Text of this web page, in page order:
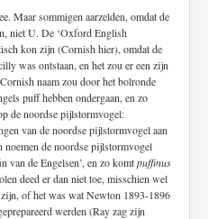
Maar sommigen aarzelden, omdat de
niet U. De ‘Oxford English
kon zijn (Cornish hier), omdat de
was ontstaan, en het zou er een zijn
naam zou door het bolronde
puff hebben ondergaan, en zo
de noordse pijlstormvogel:
van de noordse pijlstormvogel aan
noemen de noordse pijlstormvogel
van de Engelsen’, en zo komtpuffinus
deed er dan niet toe, misschien wel
of het was wat Newton 1893-1896
werden (Ray zag zijn